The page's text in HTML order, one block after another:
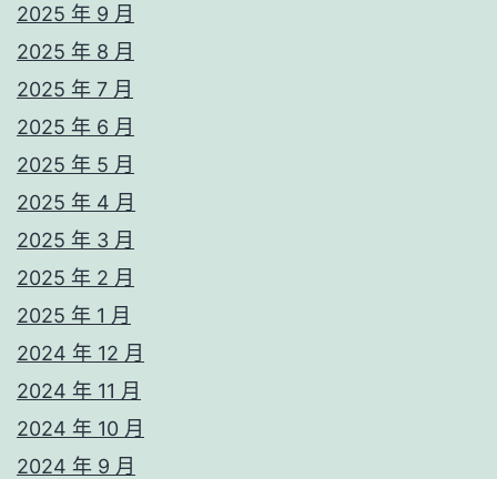
2025 年 9 月
2025 年 8 月
2025 年 7 月
2025 年 6 月
2025 年 5 月
2025 年 4 月
2025 年 3 月
2025 年 2 月
2025 年 1 月
2024 年 12 月
2024 年 11 月
2024 年 10 月
2024 年 9 月